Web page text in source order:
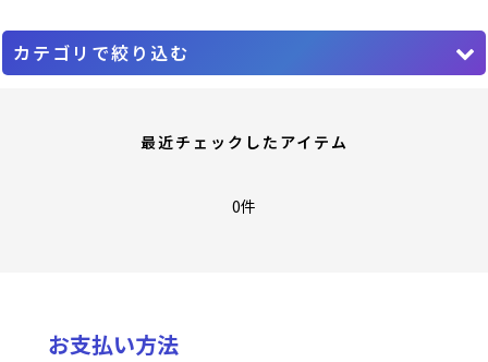
並び順:
カテゴリで絞り込む
夢幻の海(ノーマル)
最近チェックしたアイテム
0件
お支払い方法